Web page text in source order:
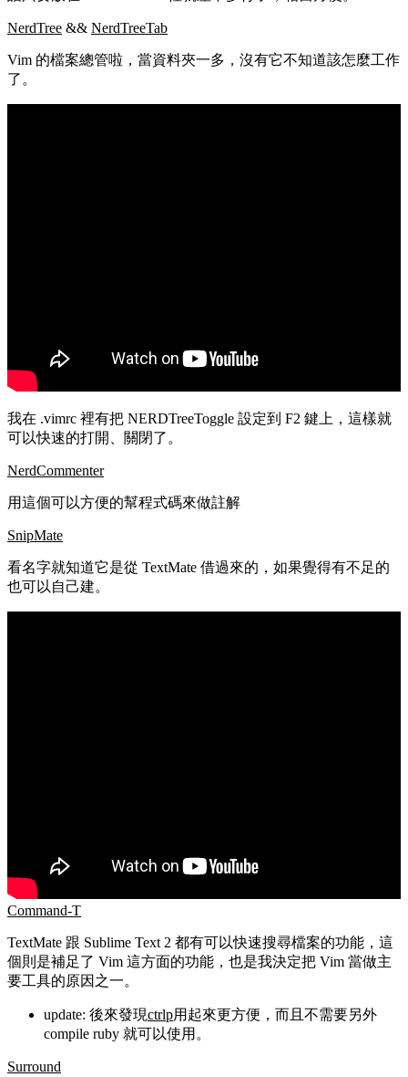
NerdTree && NerdTreeTab
Vim 的檔案總管啦，當資料夾一多，沒有它不知道該怎麼工作
了。
我在 .vimrc 裡有把 NERDTreeToggle 設定到 F2 鍵上，這樣就
可以快速的打開、關閉了。
NerdCommenter
用這個可以方便的幫程式碼來做註解
SnipMate
看名字就知道它是從 TextMate 借過來的，如果覺得有不足的
也可以自己建。
Command-T
TextMate 跟 Sublime Text 2 都有可以快速搜尋檔案的功能，這
個則是補足了 Vim 這方面的功能，也是我決定把 Vim 當做主
要工具的原因之一。
update: 後來發現ctrlp用起來更方便，而且不需要另外
compile ruby 就可以使用。
Surround